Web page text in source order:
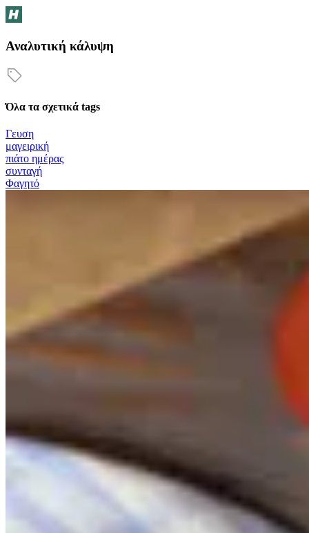
Αναλυτική κάλυψη
Όλα τα σχετικά tags
Γευση
μαγειρική
πιάτο ημέρας
συνταγή
Φαγητό